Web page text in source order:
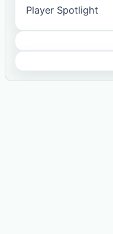
Player Spotlight